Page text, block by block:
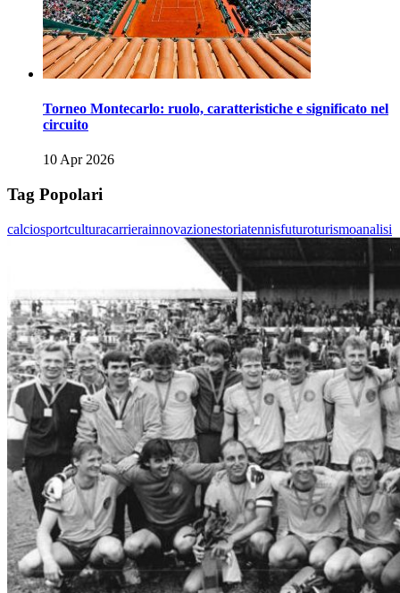
Torneo Montecarlo: ruolo, caratteristiche e significato nel
circuito
10 Apr 2026
Tag Popolari
calciosportculturacarrierainnovazionestoriatennisfuturoturismoanalisi